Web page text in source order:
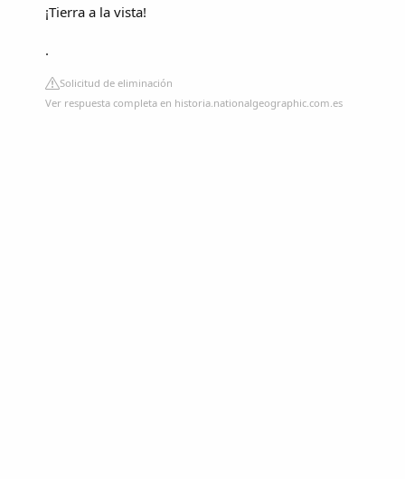
¡Tierra a la vista!
.
Solicitud de eliminación
Ver respuesta completa en historia.nationalgeographic.com.es